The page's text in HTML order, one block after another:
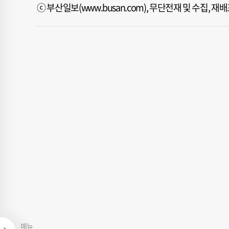
메뉴
ⓒ 부산일보(www.busan.com), 무단전재 및 수집, 재